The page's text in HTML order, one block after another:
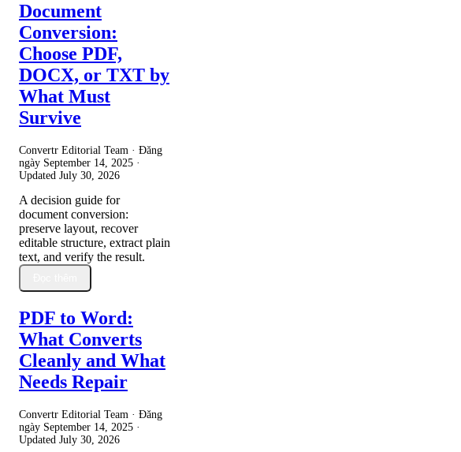
Document
Conversion:
Choose PDF,
DOCX, or TXT by
What Must
Survive
Convertr Editorial Team · Đăng
ngày September 14, 2025 ·
Updated July 30, 2026
A decision guide for
document conversion:
preserve layout, recover
editable structure, extract plain
text, and verify the result.
PDF to Word:
What Converts
Cleanly and What
Needs Repair
Convertr Editorial Team · Đăng
ngày September 14, 2025 ·
Updated July 30, 2026